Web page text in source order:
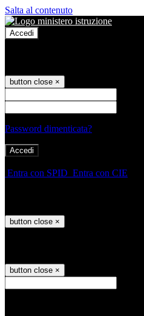
Salta al contenuto
Accedi
button close ×
Password dimenticata?
Entra con SPID Entra con CIE
button close ×
button close ×